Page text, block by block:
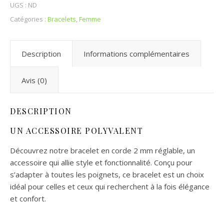
UGS : ND
Catégories : Bracelets Femme
Description Informations complémentaires
Avis (0)
DESCRIPTION
UN ACCESSOIRE POLYVALENT
Découvrez notre bracelet en corde 2 mm réglable, un
accessoire qui allie style et fonctionnalité. Conçu pour
s’adapter à toutes les poignets, ce bracelet est un choix
idéal pour celles et ceux qui recherchent à la fois élégance
et confort.